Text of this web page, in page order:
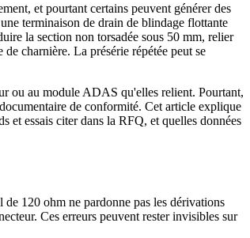
et pourtant certains peuvent générer des
terminaison de drain de blindage flottante
la section non torsadée sous 50 mm, relier
charnière. La présérie répétée peut se
ou au module ADAS qu'elles relient. Pourtant,
de conformité. Cet article explique
et essais citer dans la RFQ, et quelles données
120 ohm ne pardonne pas les dérivations
Ces erreurs peuvent rester invisibles sur